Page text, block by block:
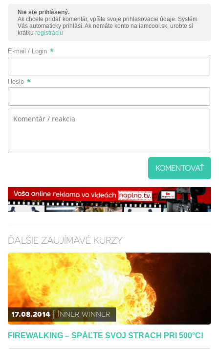
Nie ste prihlásený.
Ak chcete pridať komentár, vpíšte svoje prihlasovacie údaje. Systém
Vás automaticky prihlási. Ak nemáte konto na iamcool.sk, urobte si
krátku registráciu
E-mail / Login
Heslo
KOMENTOVAŤ
ĎALŠIE ZAUJÍMAVÉ KURZY
17.08.2014 Inner winner
FIREWALKING – SPÁĽTE SVOJ STRACH PRI 500°C!